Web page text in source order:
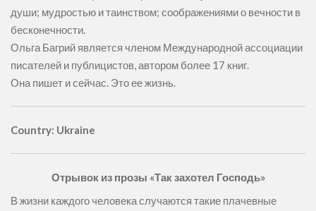
души; мудростью и таинством; соображениями о вечности в
бесконечности.
Ольга Багрий является членом Международной ассоциации
писателей и публицистов, автором более 17 книг.
Она пишет и сейчас. Это ее жизнь.
Country: Ukraine
Отрывок из прозы «Так захотел Господь»
В жизни каждого человека случаются такие плачевные